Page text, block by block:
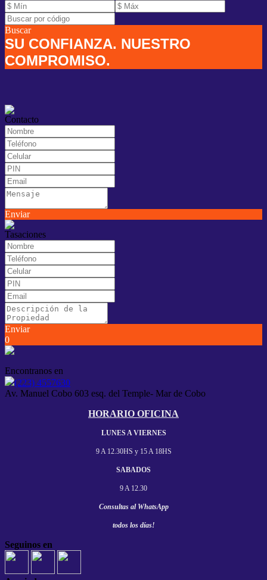
Buscar
SU CONFIANZA. NUESTRO
COMPROMISO.
Contacto
Enviar
Tasaciones
Enviar
0
Encontranos en
(223) 4557630
Av. Manuel Cobo 603 esq. del Temple- Mar de Cobo
HORARIO OFICINA
LUNES A VIERNES
9 A 12.30HS y 15 A 18HS
SABADOS
9 A 12.30
Consultas al WhatsApp
todos los días!
Seguinos en